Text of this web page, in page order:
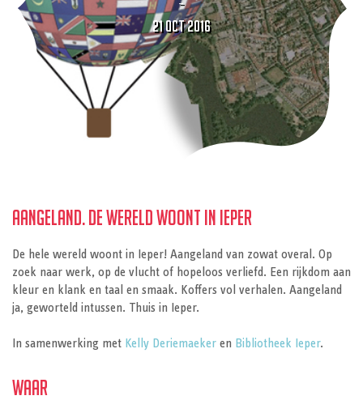
21 OCT 2016
Aangeland. De Wereld woont in Ieper
De hele wereld woont in Ieper! Aangeland van zowat overal. Op
zoek naar werk, op de vlucht of hopeloos verliefd. Een rijkdom aan
kleur en klank en taal en smaak. Koffers vol verhalen. Aangeland
ja, geworteld intussen. Thuis in Ieper.
In samenwerking met Kelly Deriemaeker en Bibliotheek Ieper.
Waar